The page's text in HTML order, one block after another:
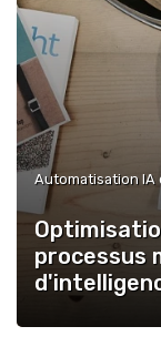
Automatisation IA
processus